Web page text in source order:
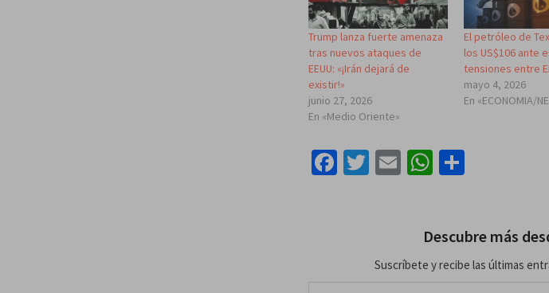
Trump lanza fuerte amenaza
tras nuevos ataques de
EEUU: «¡Irán dejará de
existir!»
junio 27, 2026
En «Medio Oriente»
El petróleo de
los US$106 ante
tensiones entre
mayo 4, 2026
En «ECONOMIA/
Facebook
Twitter
EmailWhatsApp
Descubre más
Suscríbete y recibe las últimas